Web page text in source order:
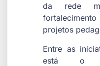
da rede
projetos
Entre as
está o